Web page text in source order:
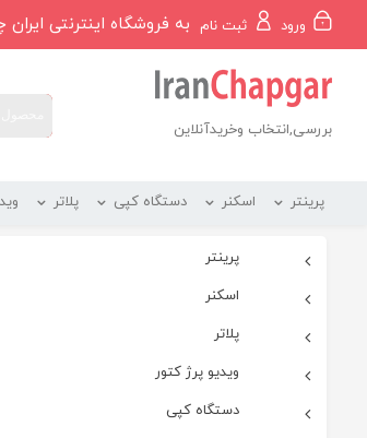
محتوا
ورود ثبت نام به فروشگاه اینترنتی
بررسی,انتخاب وخریدآنلاین
پرینتر اسکنر دستگاه کپی پلاتر
پرینتر
اسکنر
پلاتر
ویدیو پرژ کتور
دستگاه کپی